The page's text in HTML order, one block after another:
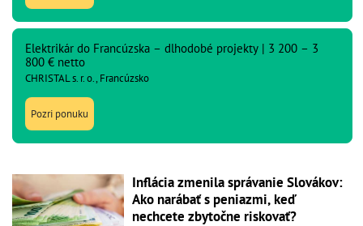
Elektrikár do Francúzska – dlhodobé projekty | 3 200 – 3
800 € netto
CHRISTAL s. r. o., Francúzsko
Pozri ponuku
Inflácia zmenila správanie Slovákov:
Ako narábať s peniazmi, keď
nechcete zbytočne riskovať?